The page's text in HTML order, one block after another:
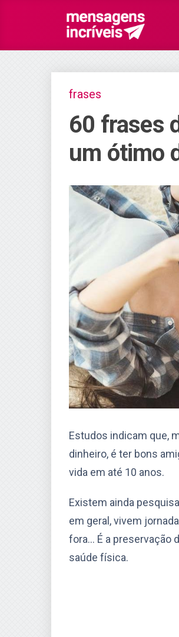
frases
60 frases
um ótimo
Estudos indicam que,
dinheiro, é ter bons
vida em até 10 anos.
Existem ainda
em geral, vivem
fora… É a preservação
saúde física.